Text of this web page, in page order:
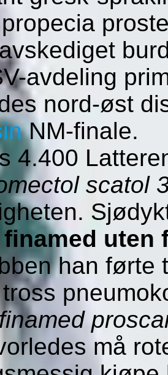
avdeling
nord-øst
NM-finale.
4.400
scatol
uten
han førte
må